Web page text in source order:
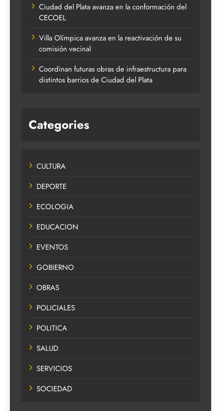
Ciudad del Plata avanza en la conformación del
CECOEL
Villa Olímpica avanza en la reactivación de su
comisión vecinal
Coordinan futuras obras de infraestructura para
distintos barrios de Ciudad del Plata
Categories
CULTURA
DEPORTE
ECOLOGIA
EDUCACION
EVENTOS
GOBIERNO
OBRAS
POLICIALES
POLITICA
SALUD
SERVICIOS
SOCIEDAD